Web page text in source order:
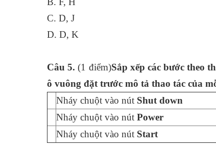
C. D, J
D. D, K
Câu 5. (1 điểm)Sắp xếp các bước theo
ô vuông đặt trước mô tả thao tác của
Nháy chuột vào nút Shut down
Nháy chuột vào nút Power
Nháy chuột vào nút Start